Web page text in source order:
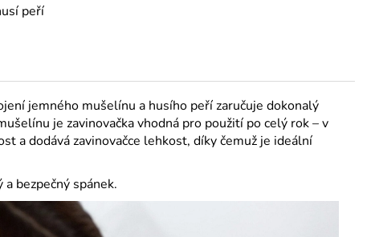
peří
jemného mušelínu a husího peří zaručuje dokonalý
je zavinovačka vhodná pro použití po celý rok – v
a dodává zavinovačce lehkost, díky čemuž je ideální
bezpečný spánek.